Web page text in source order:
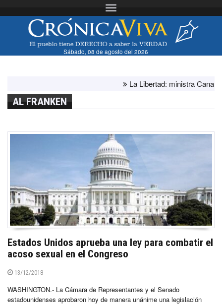
Toggle navigation
Sábado, 08 de agosto del 2026
La Libertad: ministra Canales
AL FRANKEN
Estados Unidos aprueba una ley para combatir el
acoso sexual en el Congreso
13/12/2018
WASHINGTON.- La Cámara de Representantes y el Senado
estadounidenses aprobaron hoy de manera unánime una legislación